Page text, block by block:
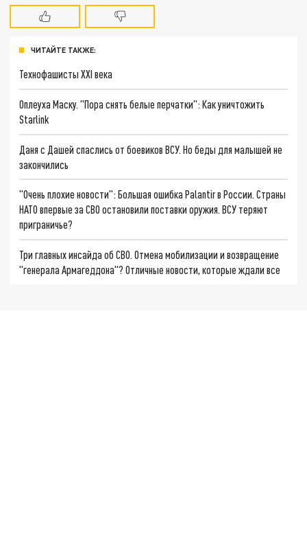
ЧИТАЙТЕ ТАКЖЕ:
Технофашисты XXI века
Оплеуха Маску. "Пора снять белые перчатки": Как уничтожить
Starlink
Даня с Дашей спаслись от боевиков ВСУ. Но беды для малышей не
закончились
"Очень плохие новости": Большая ошибка Palantir в России. Страны
НАТО впервые за СВО остановили поставки оружия. ВСУ теряют
приграничье?
Три главных инсайда об СВО. Отмена мобилизации и возвращение
"генерала Армагеддона"? Отличные новости, которые ждали все